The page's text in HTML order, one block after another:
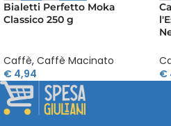
Bialetti Perfetto Moka
Classico 250 g
Caffè, Caffè Macinato
€ 4,94
€